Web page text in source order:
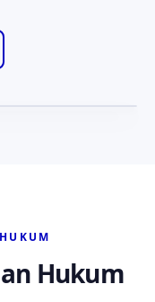
kami —
anggota.
Hukum